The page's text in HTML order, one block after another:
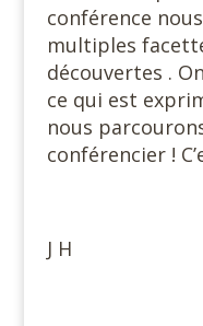
conférence
multiples
découvertes .
ce qui est
nous
conférencier !
J H